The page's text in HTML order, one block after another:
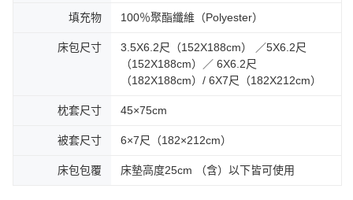
填充物 100％聚酯纖維（Polyester）
床包尺寸
3.5X6.2尺（152X188cm） ／5X6.2尺
（152X188cm）／ 6X6.2尺
（182X188cm）/ 6X7尺（182X212cm）
枕套尺寸 45×75cm
被套尺寸 6×7尺（182×212cm）
床包包覆 床墊高度25cm （含）以下皆可使用